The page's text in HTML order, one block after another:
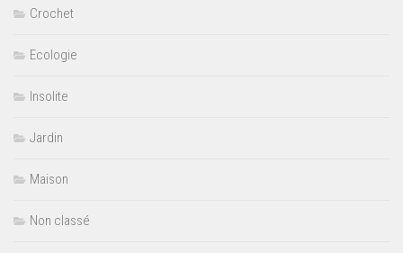
Crochet
Ecologie
Insolite
Jardin
Maison
Non classé